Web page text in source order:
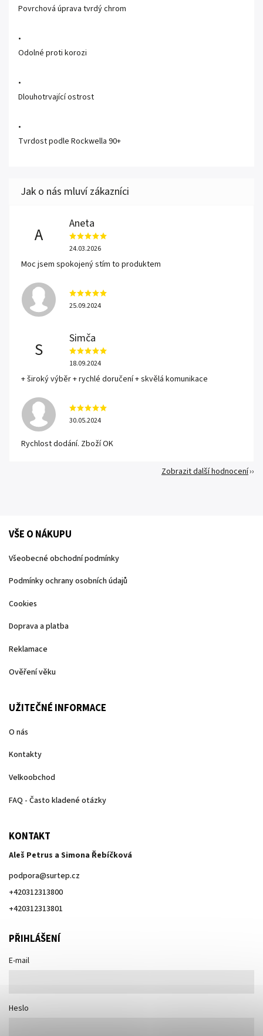
Povrchová úprava tvrdý chrom
•
Odolné proti korozi
•
Dlouhotrvající ostrost
•
Tvrdost podle Rockwella 90+
A
Aneta
24.03.2026
Moc jsem spokojený stím to produktem
25.09.2024
S
Simča
18.09.2024
+ široký výběr + rychlé doručení + skvělá komunikace
30.05.2024
Rychlost dodání. Zboží OK
Zobrazit další hodnocení
VŠE O NÁKUPU
Všeobecné obchodní podmínky
Podmínky ochrany osobních údajů
Cookies
Doprava a platba
Reklamace
Ověření věku
UŽITEČNÉ INFORMACE
O nás
Kontakty
Velkoobchod
FAQ - Často kladené otázky
KONTAKT
Aleš Petrus a Simona Řebíčková
podpora@surtep.cz
+420312313800
+420312313801
PŘIHLÁŠENÍ
E-mail
Heslo